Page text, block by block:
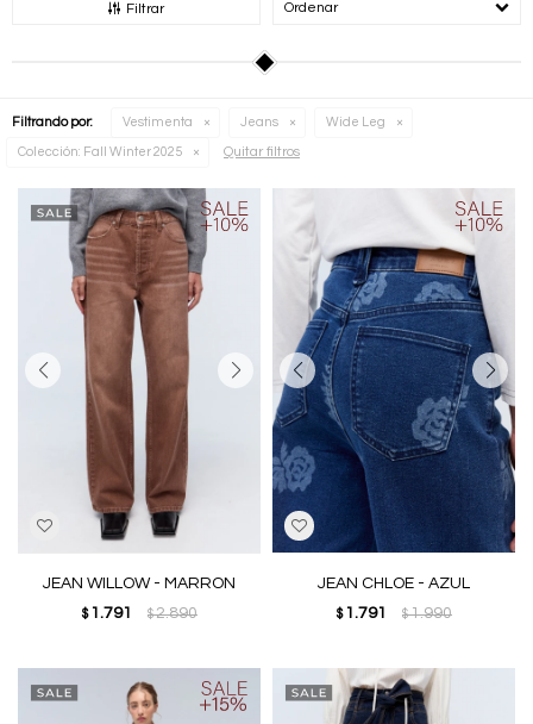
Filtrar Recomendados
Filtrando por: Vestimenta Jeans Wide Leg
Colección: Fall Winter 2025 Quitar filtros
JEAN WILLOW - MARRON
$ 1.791 $2.890
JEAN CHLOE - AZUL
$ 1.791 $1.990